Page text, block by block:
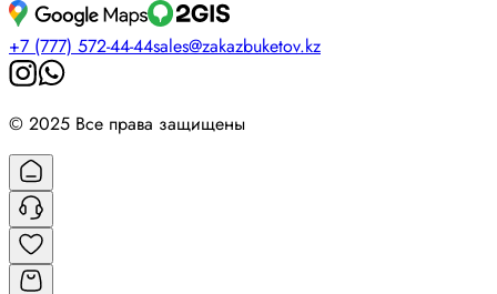
+7 (777) 572-44-44sales@zakazbuketov.kz
© 2025 Все права защищены